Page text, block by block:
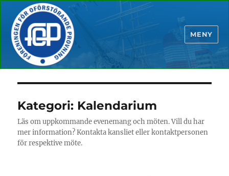
MENY
Kategori: Kalendarium
Läs om uppkommande evenemang och möten. Vill du har
mer information? Kontakta kansliet eller kontaktpersonen
för respektive möte.